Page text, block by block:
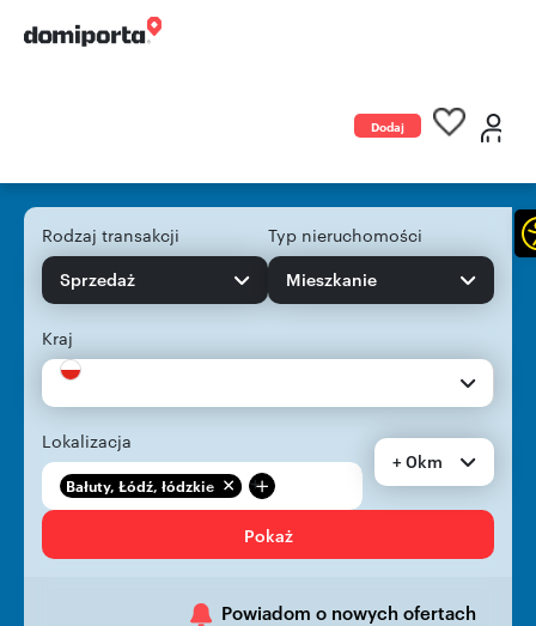
Dodaj
Rodzaj transakcji
Sprzedaż
Typ nieruchomości
Mieszkanie
Kraj
Lokalizacja
Bałuty, Łódź, łódzkie +
+ 0km
Pokaż
Powiadom o nowych ofertach